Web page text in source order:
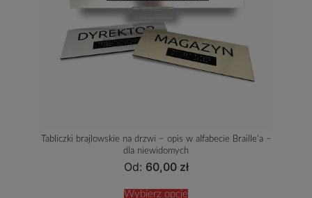
Tabliczki brajlowskie na drzwi – opis w alfabecie Braille’a –
dla niewidomych
Od: 60,00 zł
Wybierz opcje